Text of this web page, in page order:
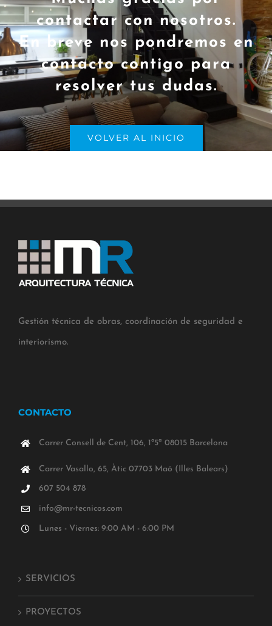
contactar con nosotros.
En breve nos pondremos en
contacto contigo para
resolver tus dudas.
VOLVER AL INICIO
Gestión técnica de obras, coordinación de seguridad e
interiorismo.
CONTACTO
Carrer Consell de Cent, 106, 1º5ª 08015 Barcelona
Carrer Vasallo, 65, Àtic 07703 Maó (Illes Balears)
607 504 878
info@mr-tecnicos.com
Lunes - Viernes: 9:00 AM - 6:00 PM
SERVICIOS
PROYECTOS